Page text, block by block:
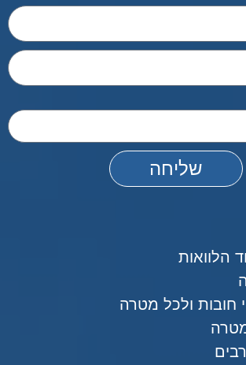
שליחה
הלוואות
חובות ולכל מטרה